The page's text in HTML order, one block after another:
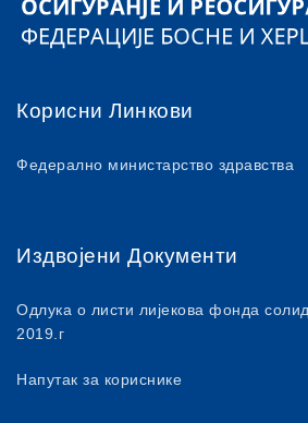
Корисни Линкови
Федерално министарство здравства
Издвојени Документи
Одлука о листи лијекова фонда
2019.г
Напутак за кориснике